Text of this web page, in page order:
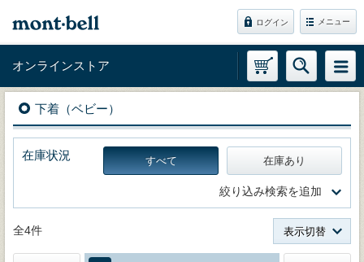
ログイン メニュー
オンラインストア
下着（ベビー）
在庫状況 すべて 在庫あり
絞り込み検索を追加
全4件 表示切替